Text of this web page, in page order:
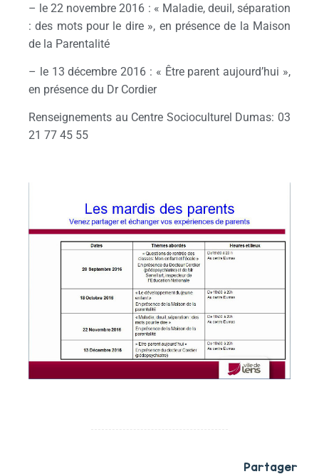
– le 22 novembre 2016 : « Maladie, deuil, séparation
: des mots pour le dire », en présence de la Maison
de la Parentalité
– le 13 décembre 2016 : « Être parent aujourd’hui »,
en présence du Dr Cordier
Renseignements au Centre Socioculturel Dumas: 03
21 77 45 55
Partager